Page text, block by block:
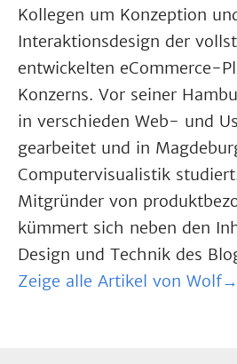
Kollegen um Konzeption
Interaktionsdesign der
entwickelten eCommerce-
Konzerns. Vor seiner
in verschieden Web- und
gearbeitet und in
Computervisualistik
Mitgründer von
kümmert sich neben den
Design und Technik des
Zeige alle Artikel von Wolf→